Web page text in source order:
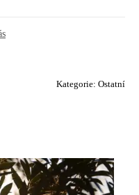
Kategorie: Ostatní